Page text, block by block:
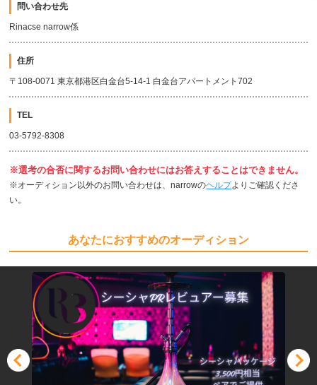
問い合わせ先
Rinacse narrow係
住所
〒108-0071 東京都港区白金台5-14-1 白金台アパートメント702
TEL
03-5792-8308
※選考の合否に関するお問い合わせにはお答えすることはできません。
※オーディション以外のお問い合わせは、narrowのヘルプよりご確認くださ
い。
あなたにおすすめのオーディション